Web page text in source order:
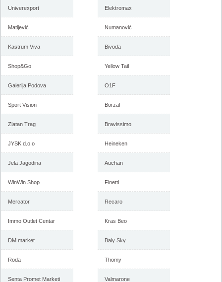
Univerexport
Matijević
Kastrum Viva
Shop&Go
Galerija Podova
Sport Vision
Zlatan Trag
JYSK d.o.o
Jela Jagodina
WinWin Shop
Mercator
Immo Outlet Centar
DM market
Roda
Senta Promet Marketi
Elektromax
Numanović
Bivoda
Yellow Tail
O1F
Borzal
Bravissimo
Heineken
Auchan
Finetti
Recaro
Kras Beo
Baly Sky
Thomy
Valmarone